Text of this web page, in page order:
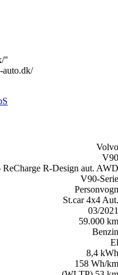
"
auto.dk/
Volvo
V90
ReCharge R-Design aut. AWD
V90-Serie
Personvogn
St.car 4x4 Aut.
03/2021
59.000 km
Benzin
El
8,4 kWh
158 Wh/km